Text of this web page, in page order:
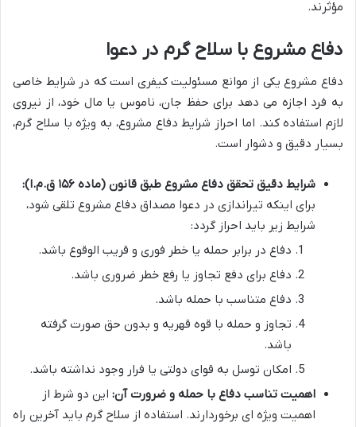
مؤثرند.
دفاع مشروع با سلاح گرم در دعوا
دفاع مشروع یکی از موانع مسئولیت کیفری است که در شرایط خاصی
به فرد اجازه می دهد برای حفظ جان، ناموس یا مال خود، از نیروی
لازم استفاده کند. اما احراز شرایط دفاع مشروع، به ویژه با سلاح گرم،
بسیار دقیق و دشوار است.
شرایط دقیق تحقق دفاع مشروع طبق قانون (ماده ۱۵۶ ق.م.ا):
برای اینکه تیراندازی در دعوا مصداق دفاع مشروع تلقی شود،
شرایط زیر باید احراز گردد:
دفاع در برابر حمله یا خطر فوری و قریب الوقوع باشد.
دفاع برای دفع تجاوز یا رفع خطر ضروری باشد.
دفاع متناسب با حمله باشد.
تجاوز و حمله با قوه قهریه و بدون حق صورت گرفته
باشد.
امکان توسل به قوای دولتی یا فرار وجود نداشته باشد.
اهمیت تناسب دفاع با حمله و ضرورت آن: این دو شرط از
اهمیت ویژه ای برخوردارند. استفاده از سلاح گرم باید آخرین راه